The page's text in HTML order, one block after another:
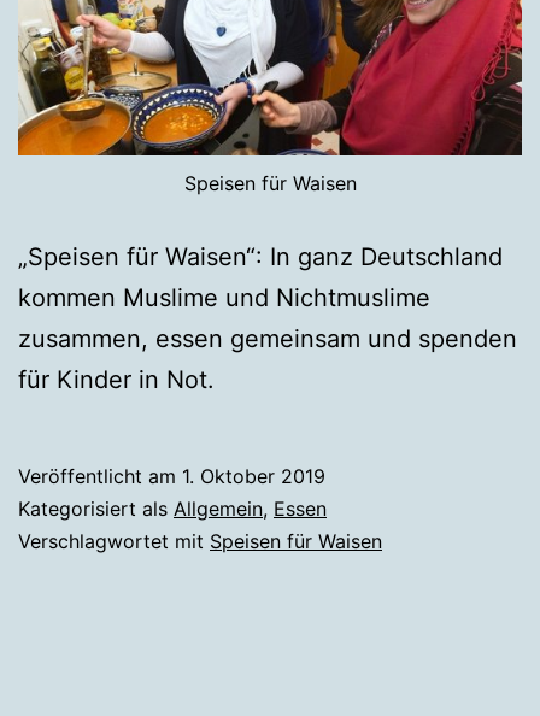
Speisen für Waisen
„Speisen für Waisen“: In ganz Deutschland
kommen Muslime und Nichtmuslime
zusammen, essen gemeinsam und spenden
für Kinder in Not.
Veröffentlicht am 1. Oktober 2019
Kategorisiert als Allgemein, Essen
Verschlagwortet mit Speisen für Waisen